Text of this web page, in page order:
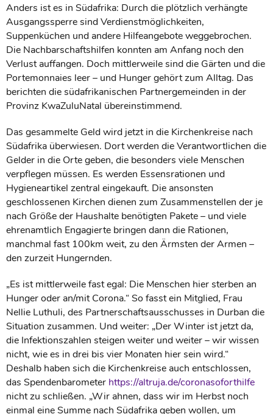
Anders ist es in Südafrika: Durch die plötzlich verhängte
Ausgangssperre sind Verdienstmöglichkeiten,
Suppenküchen und andere Hilfeangebote weggebrochen.
Die Nachbarschaftshilfen konnten am Anfang noch den
Verlust auffangen. Doch mittlerweile sind die Gärten und die
Portemonnaies leer – und Hunger gehört zum Alltag. Das
berichten die südafrikanischen Partnergemeinden in der
Provinz KwaZuluNatal übereinstimmend.
Das gesammelte Geld wird jetzt in die Kirchenkreise nach
Südafrika überwiesen. Dort werden die Verantwortlichen die
Gelder in die Orte geben, die besonders viele Menschen
verpflegen müssen. Es werden Essensrationen und
Hygieneartikel zentral eingekauft. Die ansonsten
geschlossenen Kirchen dienen zum Zusammenstellen der je
nach Größe der Haushalte benötigten Pakete – und viele
ehrenamtlich Engagierte bringen dann die Rationen,
manchmal fast 100km weit, zu den Ärmsten der Armen –
den zurzeit Hungernden.
„Es ist mittlerweile fast egal: Die Menschen hier sterben an
Hunger oder an/mit Corona.“ So fasst ein Mitglied, Frau
Nellie Luthuli, des Partnerschaftsausschusses in Durban die
Situation zusammen. Und weiter: „Der Winter ist jetzt da,
die Infektionszahlen steigen weiter und weiter – wir wissen
nicht, wie es in drei bis vier Monaten hier sein wird.“
Deshalb haben sich die Kirchenkreise auch entschlossen,
das Spendenbarometer https://altruja.de/coronasoforthilfe
nicht zu schließen. „Wir ahnen, dass wir im Herbst noch
einmal eine Summe nach Südafrika geben wollen, um